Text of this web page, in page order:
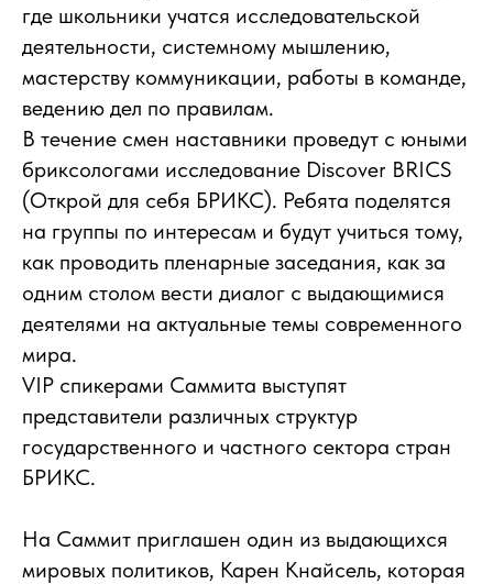
где школьники учатся исследовательской
деятельности, системному мышлению,
мастерству коммуникации, работы в команде,
ведению дел по правилам.
В течение смен наставники проведут с юными
бриксологами исследование Discover BRICS
(Открой для себя БРИКС). Ребята поделятся
на группы по интересам и будут учиться тому,
как проводить пленарные заседания, как за
одним столом вести диалог с выдающимися
деятелями на актуальные темы современного
мира.
VIP спикерами Саммита выступят
представители различных структур
государственного и частного сектора стран
БРИКС.
На Саммит приглашен один из выдающихся
мировых политиков, Карен Кнайсель, которая